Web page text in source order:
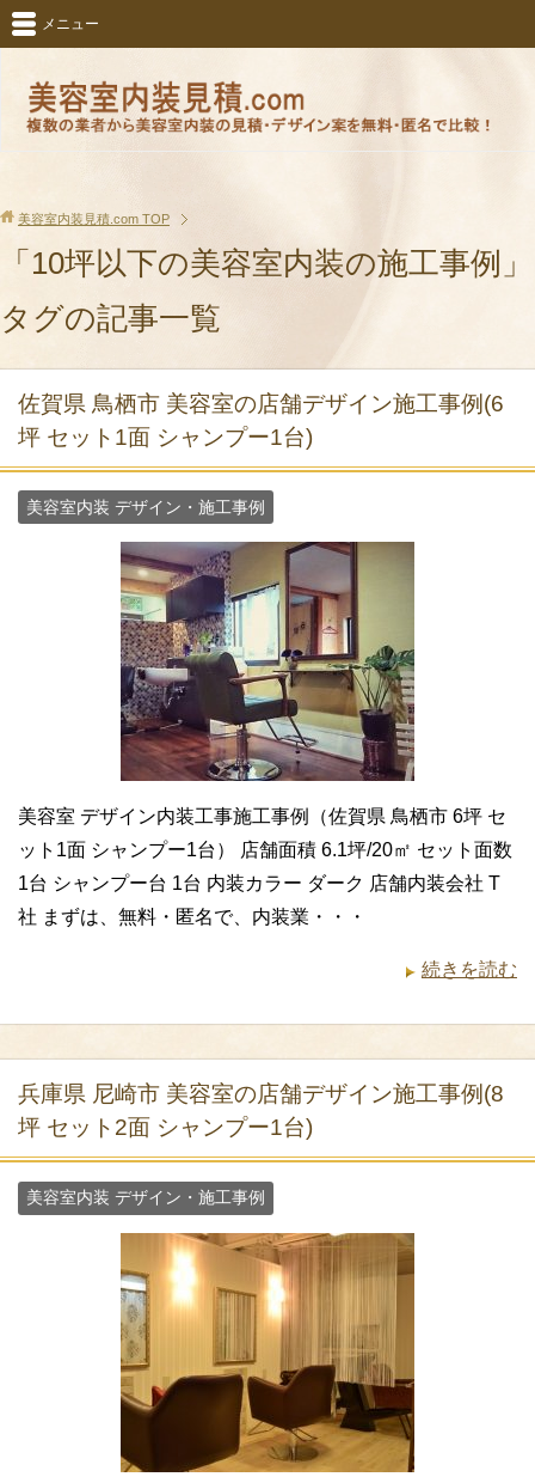
メニュー
美容室内装見積.com TOP
「10坪以下の美容室内装の施工事例」
タグの記事一覧
佐賀県 鳥栖市 美容室の店舗デザイン施工事例(6
坪 セット1面 シャンプー1台)
美容室内装 デザイン・施工事例
美容室 デザイン内装工事施工事例（佐賀県 鳥栖市 6坪 セ
ット1面 シャンプー1台） 店舗面積 6.1坪/20㎡ セット面数
1台 シャンプー台 1台 内装カラー ダーク 店舗内装会社 T
社 まずは、無料・匿名で、内装業・・・
続きを読む
兵庫県 尼崎市 美容室の店舗デザイン施工事例(8
坪 セット2面 シャンプー1台)
美容室内装 デザイン・施工事例